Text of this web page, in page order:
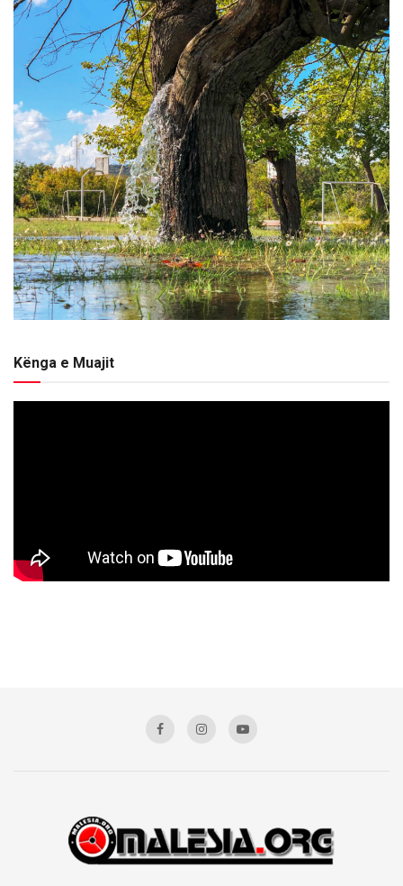
Kënga e Muajit